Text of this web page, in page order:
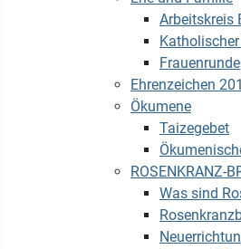
Arbeitskreis
Frauenrunde
Ehrenzeichen
Ökumene
Taizegebet
ROSENKRANZ-
Was sind